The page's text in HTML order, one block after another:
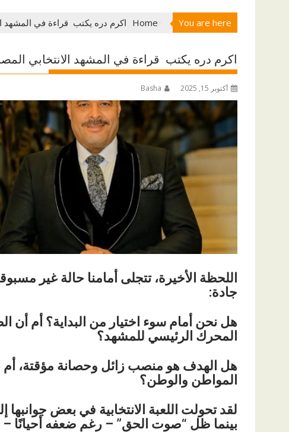
You are here
Home اكرم دره يكتب قراءة في المشهد
اكرم دره يكتب قراءة في المشهد الانتخابي
أكتوبر 15, 2025 Basha
اللحظة الأخيرة، تتجلى أمامنا حالة غير
جادة:
هل نحن أمام سوء اختيار من البداية؟ أم
المحرك الرئيسي للمشهد؟
هل الهدف هو منصب زائل وحصانة مؤقتة،
المواطن والوطن؟
لقد تحولت اللعبة الانتخابية في بعض
بينما ظل “صوت الحق” – رغم ضعفه أحيانًا